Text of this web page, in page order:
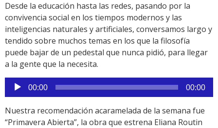
Desde la educación hasta las redes, pasando por la
convivencia social en los tiempos modernos y las
inteligencias naturales y artificiales, conversamos largo y
tendido sobre muchos temas en los que la filosofía
puede bajar de un pedestal que nunca pidió, para llegar
a la gente que la necesita.
Reproductor
de
audio
00:00 00:00
Nuestra recomendación acaramelada de la semana fue
“Primavera Abierta”, la obra que estrena Eliana Routin